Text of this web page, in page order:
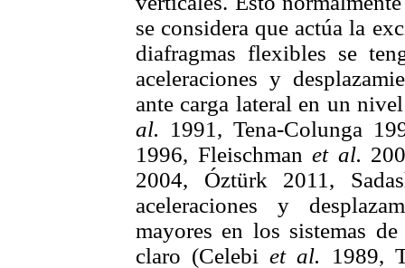
se considera que actúa la
diafragmas flexibles se
aceleraciones y
ante carga lateral en un
al. 1991, Tena-Colunga
1996, Fleischmanet al.
2004, Óztürk 2011,
aceleraciones y
mayores en los sistemas
claro (Celebiet al. 1989,